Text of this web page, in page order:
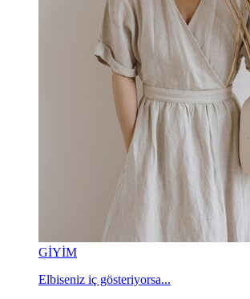
GİYİM
Elbiseniz iç gösteriyorsa...